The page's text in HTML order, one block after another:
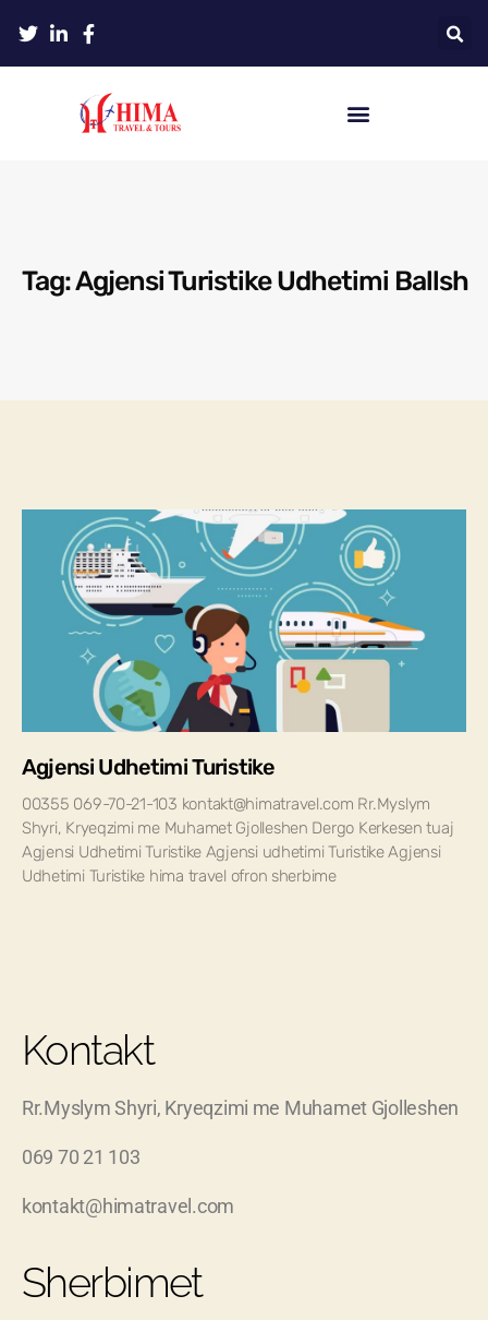
Tag: Agjensi Turistike Udhetimi Ballsh
Agjensi Udhetimi Turistike
00355 069-70-21-103 kontakt@himatravel.com Rr.Myslym
Shyri, Kryeqzimi me Muhamet Gjolleshen Dergo Kerkesen tuaj
Agjensi Udhetimi Turistike Agjensi udhetimi Turistike Agjensi
Udhetimi Turistike hima travel ofron sherbime
Kontakt
Rr.Myslym Shyri, Kryeqzimi me Muhamet Gjolleshen
069 70 21 103
kontakt@himatravel.com
Sherbimet